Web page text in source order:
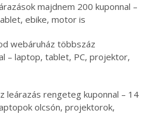
majdnem 200 kuponnal –
ebike, motor is
webáruház többszáz
– laptop, tablet, PC, projektor,
leárazás rengeteg kuponnal – 14
olcsón, projektorok,